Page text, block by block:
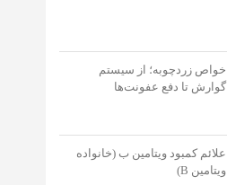
خواص زردچوبه؛ از سیستم
گوارش تا دفع عفونت‌‌ها
علائم کمبود ویتامین ب (خانواده
ویتامین B)